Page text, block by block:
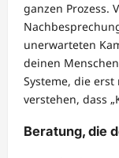
ganzen Prozess.
unerwarteten
deinen
Systeme, die
verstehen, dass
Beratung, die